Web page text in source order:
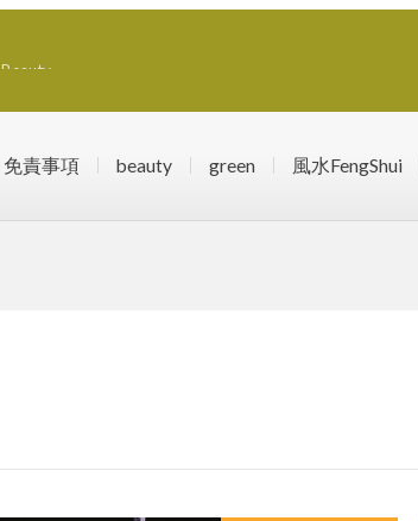
責事項 beauty green 風水FengShui